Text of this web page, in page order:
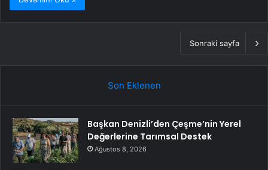
Sonraki sayfa
Son Eklenen
Başkan Denizli’den Çeşme’nin Yerel
Değerlerine Tarımsal Destek
Ağustos 8, 2026